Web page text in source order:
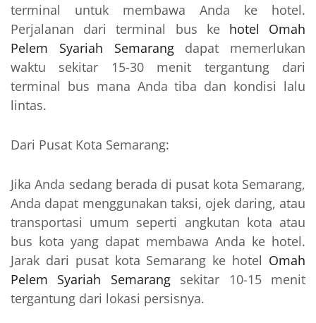
terminal untuk membawa Anda ke hotel.
Perjalanan dari terminal bus ke hotel Omah
Pelem Syariah Semarangdapat memerlukan
waktu sekitar 15-30 menit tergantung dari
terminal bus mana Anda tiba dan kondisi lalu
lintas.
Dari Pusat Kota Semarang:
Jika Anda sedang berada di pusat kota Semarang,
Anda dapat menggunakan taksi, ojek daring, atau
transportasi umum seperti angkutan kota atau
bus kota yang dapat membawa Anda ke hotel.
Jarak dari pusat kota Semarang ke hotel Omah
Pelem Syariah Semarangsekitar 10-15 menit
tergantung dari lokasi persisnya.